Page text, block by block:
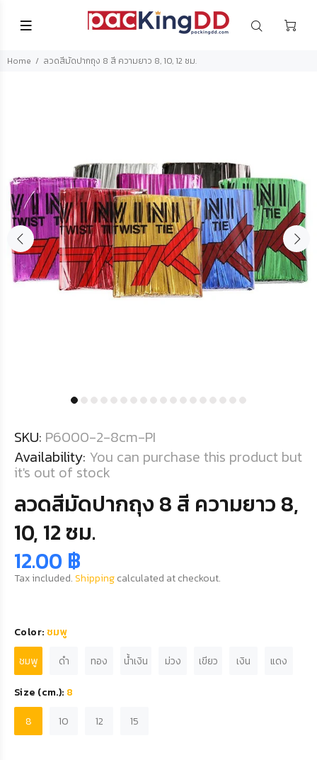
Home ลวดสีมัดปากถุง 8 สี ความยาว 8, 10, 12 ซม.
SKU: P6000-2-8cm-PI
Availability: You can purchase this product but
it's out of stock
ลวดสีมัดปากถุง 8 สี ความยาว 8,
10, 12 ซม.
12.00 ฿
Tax included.Shippingcalculated at checkout.
Color: ชมพู
ชมพู
ดำ ทอง น้ำเงิน ม่วง เขียว เงิน แดง
Size (cm.): 8
8
10 12 15